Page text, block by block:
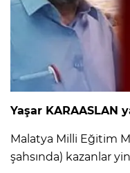
Yaşar KARAASLAN
Malatya Milli Eğitim
şahsında) kazanlar